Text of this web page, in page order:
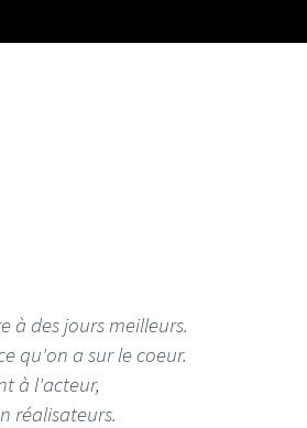
à des jours meilleurs.
qu'on a sur le coeur.
à l'acteur,
réalisateurs.